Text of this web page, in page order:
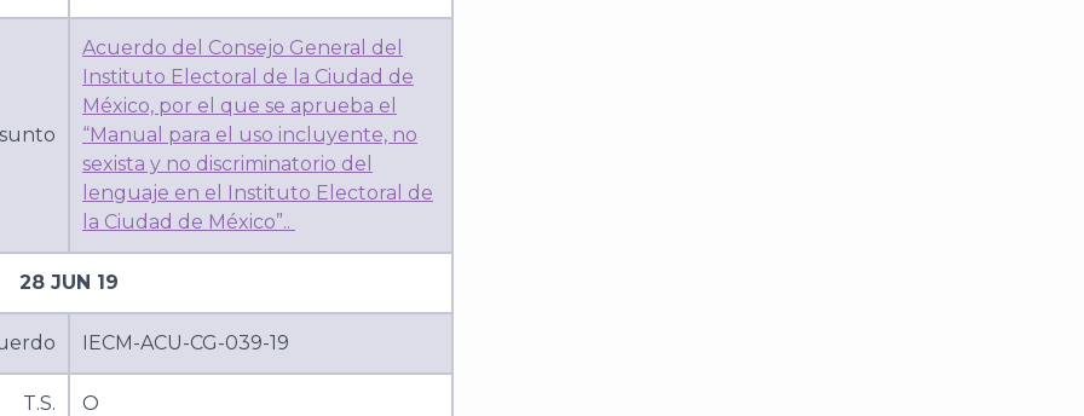
Acuerdo del Consejo General del
Instituto Electoral de la Ciudad de
México, por el que se aprueba el
“Manual para el uso incluyente, no
sexista y no discriminatorio del
lenguaje en el Instituto Electoral de
la Ciudad de México”..
28 JUN 19
IECM-ACU-CG-039-19
T.S. O